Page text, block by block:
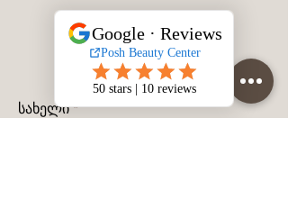
სახელი